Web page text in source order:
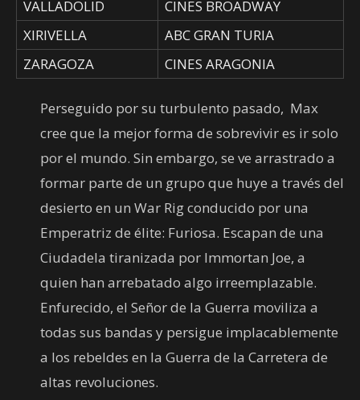
VALLADOLID
CINES BROADWAY
XIRIVELLA
ABC GRAN TURIA
ZARAGOZA
CINES ARAGONIA
Perseguido por su turbulento pasado, Max
cree que la mejor forma de sobrevivir es ir solo
por el mundo. Sin embargo, se ve arrastrado a
formar parte de un grupo que huye a través del
desierto en un War Rig conducido por una
Emperatriz de élite: Furiosa. Escapan de una
Ciudadela tiranizada por Immortan Joe, a
quien han arrebatado algo irreemplazable.
Enfurecido, el Señor de la Guerra moviliza a
todas sus bandas y persigue implacablemente
a los rebeldes en la Guerra de la Carretera de
altas revoluciones.